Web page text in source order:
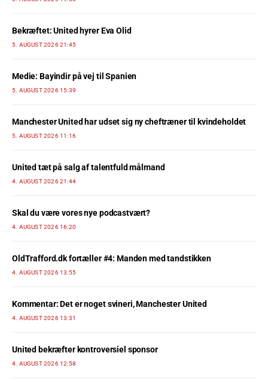
Bekræftet: United hyrer Eva Olid
5. AUGUST 2026 21:45
Medie: Bayindir på vej til Spanien
5. AUGUST 2026 15:39
Manchester United har udset sig ny cheftræner til kvindeholdet
5. AUGUST 2026 11:16
United tæt på salg af talentfuld målmand
4. AUGUST 2026 21:44
Skal du være vores nye podcastvært?
4. AUGUST 2026 16:20
OldTrafford.dk fortæller #4: Manden med tandstikken
4. AUGUST 2026 13:55
Kommentar: Det er noget svineri, Manchester United
4. AUGUST 2026 13:31
United bekræfter kontroversiel sponsor
4. AUGUST 2026 12:58